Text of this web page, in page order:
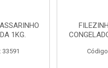
1KG.
33591